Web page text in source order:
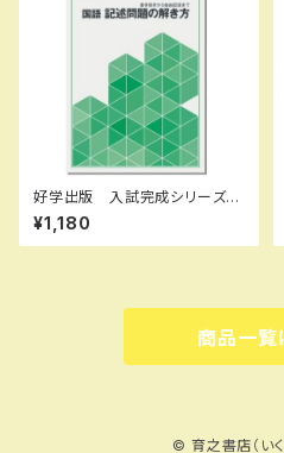
好学出版 入試完成シリーズ
国語 記述問題の解き方 202
6年度版 新品完全セット ISB
N：B0D3B6KZGL ISBN-10：
¥1,180
商品一覧
© 育之書店（いく